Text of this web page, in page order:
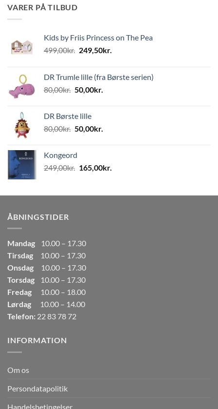
VARER PÅ TILBUD
Kids by Friis Princess on The Pea
499,00kr. Den
var:
499,00kr..
249,50kr.
er:
DR Trumle lille (fra Børste serien)
80,00kr. Den
var:
80,00kr..
50,00kr.
50,00kr..
DR Børste lille
80,00kr. Den
var:
80,00kr..
50,00kr.
50,00kr..
Kongeord
249,00kr. Den
var:
165,00kr.
er:
ÅBNINGSTIDER
Mandag
10.00 – 17.30
Tirsdag
10.00 – 17.30
Onsdag
10.00 – 17.30
Torsdag
10.00 – 17.30
Fredag
10.00 – 18.00
Lørdag
10.00 – 14.00
Telefon: 22 83 78 72
INFORMATION
Om os
Persondatapolitik
Handelsbetingelser